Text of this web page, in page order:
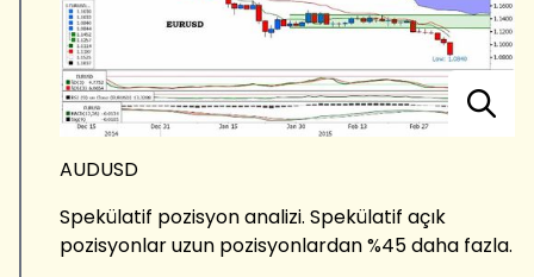
AUDUSD
Spekülatif pozisyon analizi. Spekülatif açık
pozisyonlar uzun pozisyonlardan %45 daha fazla.